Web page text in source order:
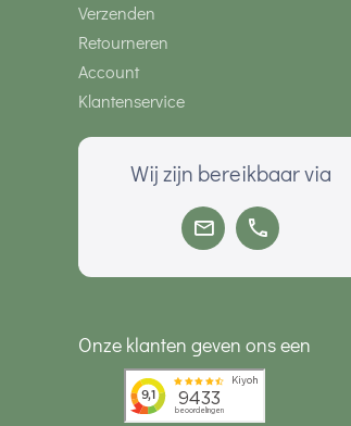
Verzenden
Retourneren
Account
Klantenservice
Wij zijn bereikbaar via
Onze klanten geven ons een